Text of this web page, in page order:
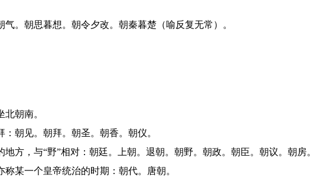
气。朝思暮想。朝令夕改。朝秦暮楚（喻反复无常）。
北朝南。
：朝见。朝拜。朝圣。朝香。朝仪。
地方，与“野”相对：朝廷。上朝。退朝。朝野。朝政。朝臣。朝议。朝房。
称某一个皇帝统治的时期：朝代。唐朝。